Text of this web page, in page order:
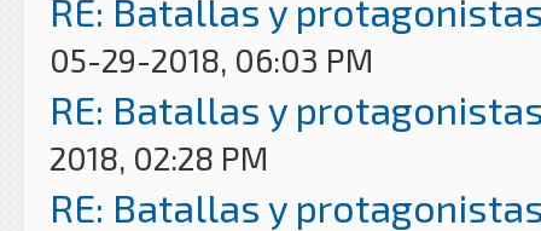
RE: Batallas y
05-29-2018, 06:03 PM
RE: Batallas y
2018, 02:28 PM
RE: Batallas y